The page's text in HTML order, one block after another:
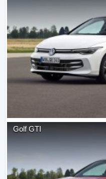
Golf GTI